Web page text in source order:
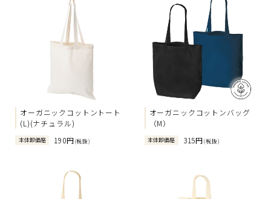
オーガニックコットントート
(L)(ナチュラル)
本体卸価格 190円(税抜)
オーガニックコットンバッグ
（M）
本体卸価格 315円(税抜)